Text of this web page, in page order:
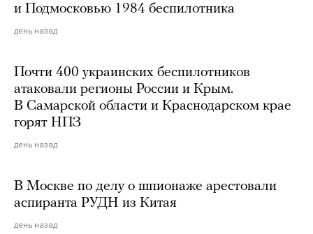
и Подмосковью 1984 беспилотника
день назад
Почти 400 украинских беспилотников
атаковали регионы России и Крым.
В Самарской области и Краснодарском крае
горят НПЗ
день назад
В Москве по делу о шпионаже арестовали
аспиранта РУДН из Китая
день назад